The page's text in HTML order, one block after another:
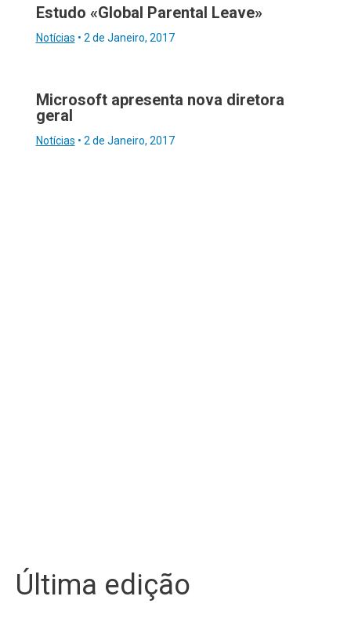
Estudo «Global Parental Leave»
Notícias • 2 de Janeiro, 2017
Microsoft apresenta nova diretora
geral
Notícias • 2 de Janeiro, 2017
Última edição